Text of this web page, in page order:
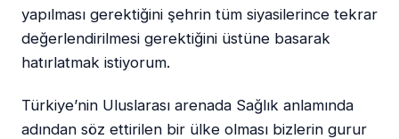
yapılması gerektiğini şehrin tüm siyasilerince tekrar
değerlendirilmesi gerektiğini üstüne basarak
hatırlatmak istiyorum.
Türkiye’nin Uluslarası arenada Sağlık anlamında
adından söz ettirilen bir ülke olması bizlerin gurur